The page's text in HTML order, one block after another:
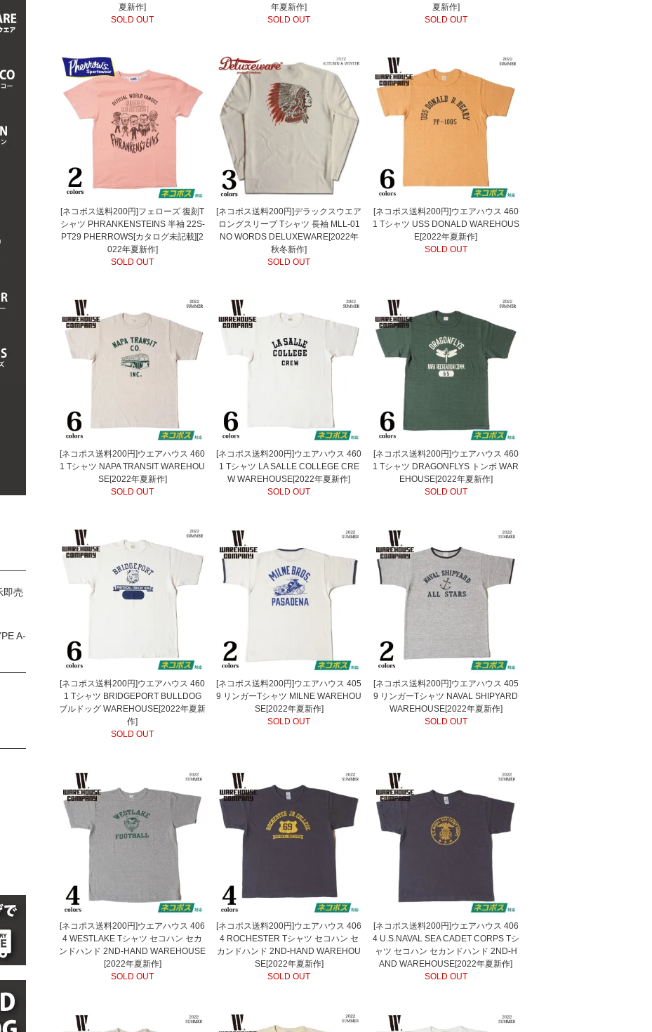
夏新作]
SOLD OUT
年夏新作]
SOLD OUT
夏新作]
SOLD OUT
[ネコポス送料200円]フェローズ 復刻T
シャツ PHRANKENSTEINS 半袖 22S-
PT29 PHERROWS[カタログ未記載][2
022年夏新作]
SOLD OUT
[ネコポス送料200円]デラックスウエア
ロングスリーブ Tシャツ 長袖 MLL-01
NO WORDS DELUXEWARE[2022年
秋冬新作]
SOLD OUT
[ネコポス送料200円]ウエアハウス 460
1 Tシャツ USS DONALD WAREHOUS
E[2022年夏新作]
SOLD OUT
[ネコポス送料200円]ウエアハウス 460
1 Tシャツ NAPA TRANSIT WAREHOU
SE[2022年夏新作]
SOLD OUT
[ネコポス送料200円]ウエアハウス 460
1 Tシャツ LA SALLE COLLEGE CRE
W WAREHOUSE[2022年夏新作]
SOLD OUT
[ネコポス送料200円]ウエアハウス 460
1 Tシャツ DRAGONFLYS トンボ WAR
EHOUSE[2022年夏新作]
SOLD OUT
[ネコポス送料200円]ウエアハウス 460
1 Tシャツ BRIDGEPORT BULLDOG
ブルドッグ WAREHOUSE[2022年夏新
作]
SOLD OUT
[ネコポス送料200円]ウエアハウス 405
9 リンガーTシャツ MILNE WAREHOU
SE[2022年夏新作]
SOLD OUT
[ネコポス送料200円]ウエアハウス 405
9 リンガーTシャツ NAVAL SHIPYARD
WAREHOUSE[2022年夏新作]
SOLD OUT
[ネコポス送料200円]ウエアハウス 406
4 WESTLAKE Tシャツ セコハン セカ
ンドハンド 2ND-HAND WAREHOUSE
[2022年夏新作]
SOLD OUT
[ネコポス送料200円]ウエアハウス 406
4 ROCHESTER Tシャツ セコハン セ
カンドハンド 2ND-HAND WAREHOU
SE[2022年夏新作]
SOLD OUT
[ネコポス送料200円]ウエアハウス 406
4 U.S.NAVAL SEA CADET CORPS Tシ
ャツ セコハン セカンドハンド 2ND-H
AND WAREHOUSE[2022年夏新作]
SOLD OUT
即売
A-